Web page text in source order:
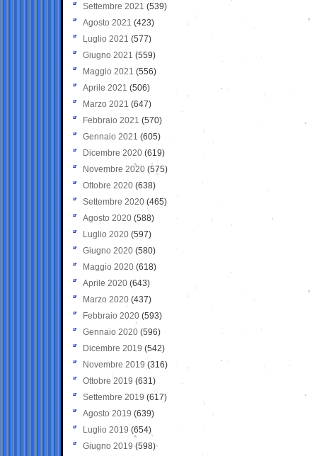
Settembre 2021 (539)
Agosto 2021 (423)
Luglio 2021 (577)
Giugno 2021(559)
Maggio 2021 (556)
Aprile 2021 (506)
Marzo 2021 (647)
Febbraio 2021 (570)
Gennaio 2021 (605)
Dicembre 2020 (619)
Novembre 2020 (575)
Ottobre 2020 (638)
Settembre 2020(465)
Agosto 2020 (588)
Luglio 2020 (597)
Giugno 2020 (580)
Maggio 2020 (618)
Aprile 2020 (643)
Marzo 2020 (437)
Febbraio 2020 (593)
Gennaio 2020 (596)
Dicembre 2019 (542)
Novembre 2019 (316)
Ottobre 2019 (631)
Settembre 2019 (617)
Agosto 2019 (639)
Luglio 2019 (654)
Giugno 2019 (598)